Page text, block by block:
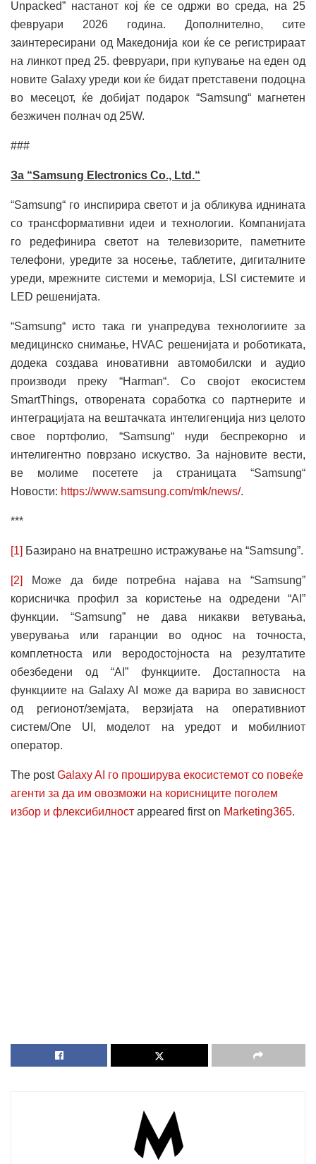
Unpacked” настанот кој ќе се одржи во среда, на 25
февруари 2026 година. Дополнително, сите
заинтересирани од Македонија кои ќе се регистрираат
на линкот пред 25. февруари, при купување на еден од
новите Galaxy уреди кои ќе бидат претставени подоцна
во месецот, ќе добијат подарок “Samsung“ магнетен
безжичен полнач од 25W.
###
За “Samsung Electronics Co., Ltd.“
“Samsung“ го инспирира светот и ја обликува иднината
со трансформативни идеи и технологии. Компанијата
го редефинира светот на телевизорите, паметните
телефони, уредите за носење, таблетите, дигиталните
уреди, мрежните системи и меморија, LSI системите и
LED решенијата.
“Samsung“ исто така ги унапредува технологиите за
медицинско снимање, HVAC решенијата и роботиката,
додека создава иновативни автомобилски и аудио
производи преку “Harman“. Со својот екосистем
SmartThings, отворената соработка со партнерите и
интеграцијата на вештачката интелигенција низ целото
свое портфолио, “Samsung“ нуди беспрекорно и
интелигентно поврзано искуство. За најновите вести,
ве молиме посетете ја страницата “Samsung“
Новости: https://www.samsung.com/mk/news/.
***
[1] Базирано на внатрешно истражување на “Samsung”.
[2]
Може да биде потребна најава на “Samsung”
корисничка профил за користење на одредени “AI”
функции. “Samsung” не дава никакви ветувања,
уверувања или гаранции во однос на точноста,
комплетноста или веродостојноста на резултатите
обезбедени од “AI” функциите. Достапноста на
функциите на Galaxy AI може да варира во зависност
од регионот/земјата, верзијата на оперативниот
систем/One UI, моделот на уредот и мобилниот
оператор.
The postGalaxy AI го проширува екосистемот со повеќе
агенти за да им овозможи на корисниците поголем
избор и флексибилност appeared first on Marketing365.